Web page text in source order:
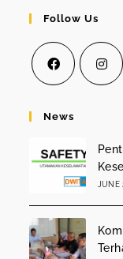
Follow Us
in
new
new
News
JUNE